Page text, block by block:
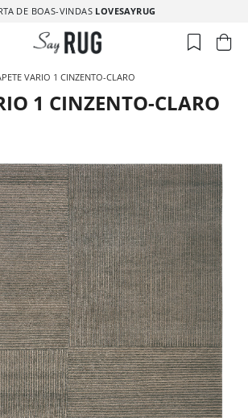
DE BOAS-VINDAS LOVESAYRUG
VARIO 1 CINZENTO-CLARO
1 CINZENTO-CLARO